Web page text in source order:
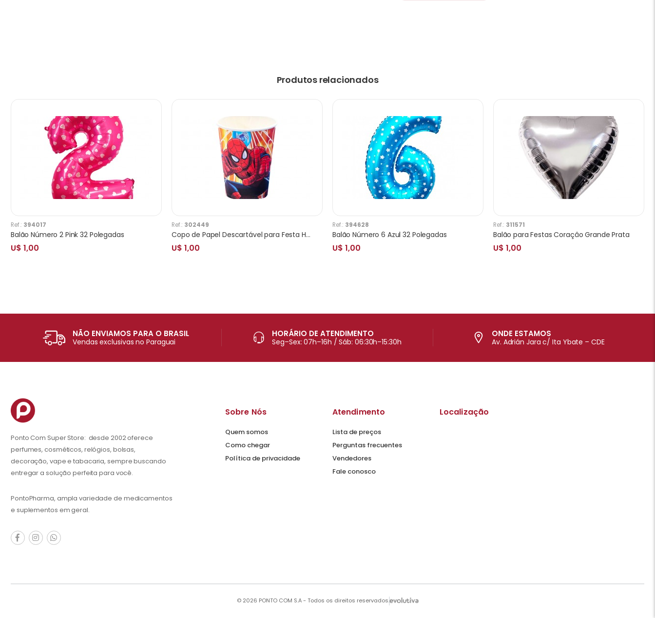
Produtos relacionados
Ref.: 394017
Balão Número 2 Pink 32 Polegadas
U$ 1,00
Ref.: 302449
Copo de Papel Descartável para Festa Homem Aranha 10 Unidades
U$ 1,00
Ref.: 394628
Balão Número 6 Azul 32 Polegadas
U$ 1,00
Ref.: 311571
Balão para Festas Coraçâo Grande Prata
U$ 1,00
NÃO ENVIAMOS PARA O BRASIL
Vendas exclusivas no Paraguai
HORÁRIO DE ATENDIMENTO
Seg–Sex: 07h–16h / Sáb: 06:30h–15:30h
ONDE ESTAMOS
Av. Adrián Jara c/ Ita Ybate – CDE
Ponto Com Super Store: desde 2002 oferece
perfumes, cosméticos, relógios, bolsas,
decoração, vape e tabacaria, sempre buscando
entregar a solução perfeita para você.
PontoPharma, ampla variedade de medicamentos
e suplementos em geral.
Sobre Nós
Quem somos
Como chegar
Política de privacidade
Atendimento
Lista de preços
Perguntas frecuentes
Vendedores
Fale conosco
Localização
© 2026 PONTO COM S.A - Todos os direitos reservados.